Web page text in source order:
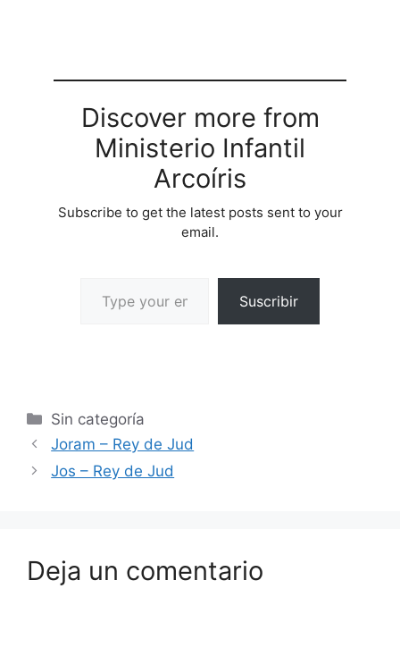
Discover more from
Ministerio Infantil
Arcoíris
Subscribe to get the latest posts sent to your
email.
Suscribir
Sin categoría
Joram – Rey de Jud
Jos – Rey de Jud
Deja un comentario